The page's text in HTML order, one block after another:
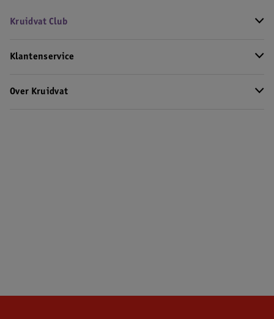
Kruidvat Club
Klantenservice
Over Kruidvat